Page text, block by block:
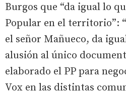
Burgos que “da igual lo
Popular en el territorio”:
el señor Mañueco, da
alusión al único
elaborado el PP para
Vox en las distintas